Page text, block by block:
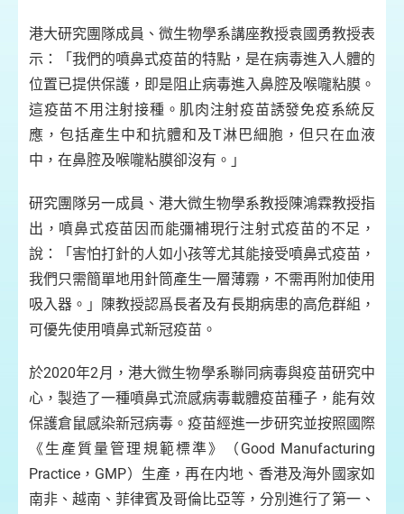
港大研究團隊成員、微生物學系講座教授袁國勇教授表
示：「我們的噴鼻式疫苗的特點，是在病毒進入人體的
位置已提供保護，即是阻止病毒進入鼻腔及喉嚨粘膜。
這疫苗不用注射接種。肌肉注射疫苗誘發免疫系統反
應，包括產生中和抗體和及T淋巴細胞，但只在血液
中，在鼻腔及喉嚨粘膜卻沒有。」
研究團隊另一成員、港大微生物學系教授陳鴻霖教授指
出，噴鼻式疫苗因而能彌補現行注射式疫苗的不足，
說：「害怕打針的人如小孩等尤其能接受噴鼻式疫苗，
我們只需簡單地用針筒產生一層薄霧，不需再附加使用
吸入器。」陳教授認爲長者及有長期病患的高危群組，
可優先使用噴鼻式新冠疫苗。
於2020年2月，港大微生物學系聯同病毒與疫苗研究中
心，製造了一種噴鼻式流感病毒載體疫苗種子，能有效
保護倉鼠感染新冠病毒。疫苗經進一步研究並按照國際
《生產質量管理規範標準》（Good Manufacturing
Practice，GMP）生產，再在内地、香港及海外國家如
南非、越南、菲律賓及哥倫比亞等，分別進行了第一、